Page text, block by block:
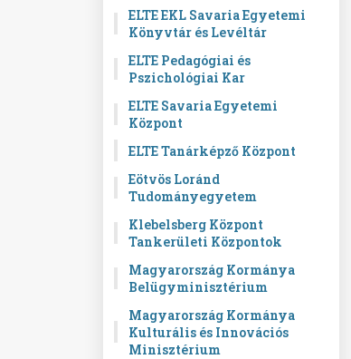
ELTE EKL Savaria Egyetemi
Könyvtár és Levéltár
ELTE Pedagógiai és
Pszichológiai Kar
ELTE Savaria Egyetemi
Központ
ELTE Tanárképző Központ
Eötvös Loránd
Tudományegyetem
Klebelsberg Központ
Tankerületi Központok
Magyarország Kormánya
Belügyminisztérium
Magyarország Kormánya
Kulturális és Innovációs
Minisztérium